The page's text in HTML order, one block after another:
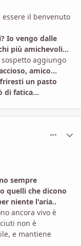
il benvenuto
Io vengo dalle
più amichevoli...
aggiungo
amico...
un pasto
di fatica...
sempre
quelli che dicono
niente l'aria..
ancora vivo è
non è
e mantiene